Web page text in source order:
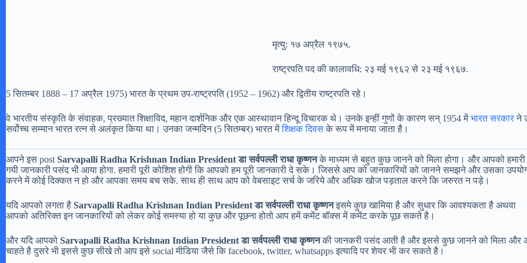
मृत्यु: १७ अप्रैल १९७५.
राष्ट्रपति पद की कालावधि: २३ मई १९६२ से २३ मई १९६७.
5 सितम्बर 1888 – 17 अप्रैल 1975) भारत के प्रथम उप-राष्ट्रपति (1952 – 1962) और द्वितीय राष्ट्रपति रहे।
वे भारतीय संस्कृति के संवाहक, प्रख्यात शिक्षाविद, महान दार्शनिक और एक आस्थावान हिन्दू विचारक थे। उनके इन्हीं गुणों के कारण सन् 1954 मेंभारत सरकारने
सर्वोच्च सम्मान भारत रत्न से अलंकृत किया था। उनका जन्मदिन (5 सितम्बर) भारत मेंशिक्षक दिवसके रूप में मनाया जाता है।
आपने इस post Sarvapalli Radha Krishnan Indian President डा सर्वपल्ली राधा कृष्णनके माध्यम से बहुत कुछ जानने को मिला होगा। और आपको हमारी
गयी जानकारी पसंद भी आया होगा. हमारी पूरी कोशिश होगी कि आपको हम पूरी जानकारी दे सके। जिससे आप को जानकारियों को जानने समझने और उसका
करने में कोई दिक्कत न हो और आपका समय बच सके. साथ ही साथ आप को वेबसाइट सर्च के जरिये और अधिक खोज पड़ताल करने कि जरुरत न पड़े।
यदि आपको लगता है Sarvapalli Radha Krishnan Indian President डा सर्वपल्ली राधा कृष्णनइसमे कुछ खामिया है और सुधार कि आवश्यकता है अथवा
आपको अतिरिक्त इन जानकारियों को लेकर कोई समस्या हो या कुछ और पूछना होतो आप हमें कमेंट बॉक्स में कमेंट करके पूछ सकते है।
और यदि आपको Sarvapalli Radha Krishnan Indian President डा सर्वपल्ली राधा कृष्णनकी जानकरी पसंद आती है और इससे कुछ जानने को मिला और
चाहते है दुसरे भी इससे कुछ सीखे तो आप इसे social मीडिया जैसे कि facebook, twitter, whatsapps इत्यादि पर शेयर भी कर सकते है।